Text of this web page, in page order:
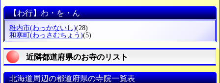
【わ行】わ・を・ん
稚内市(わっかないし)(28)
和寒町 (わっさむちょう)(5)
近隣都道府県のお寺のリスト
北海道周辺の都道府県の寺院一覧表